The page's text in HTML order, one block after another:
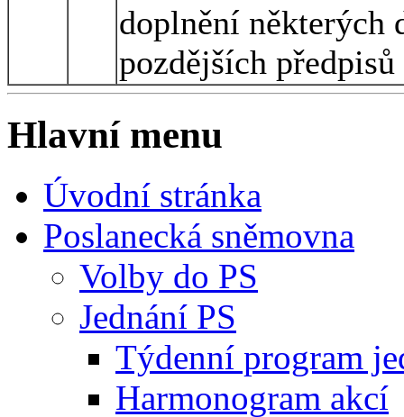
doplnění některých
pozdějších předpisů
Hlavní menu
Úvodní stránka
Poslanecká sněmovna
Volby do PS
Jednání PS
Týdenní program
Harmonogram akcí